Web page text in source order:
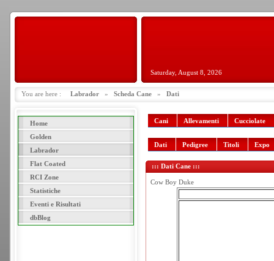
Saturday, August 8, 2026
You are here : Labrador » Scheda Cane » Dati
Home
Golden
Labrador
Flat Coated
RCI Zone
Statistiche
Eventi e Risultati
dbBlog
Cani Allevamenti Cucciolate
Dati Pedigree Titoli Expo
::: Dati Cane :::
Cow Boy Duke